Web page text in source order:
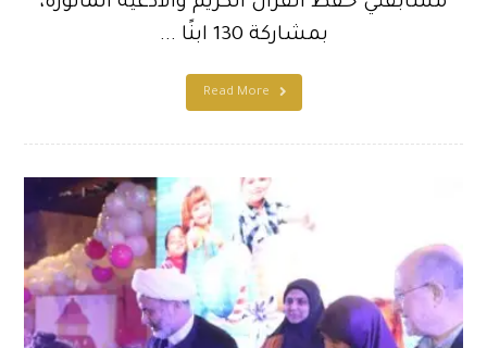
بمشاركة 130 ابنًا ...
Read More